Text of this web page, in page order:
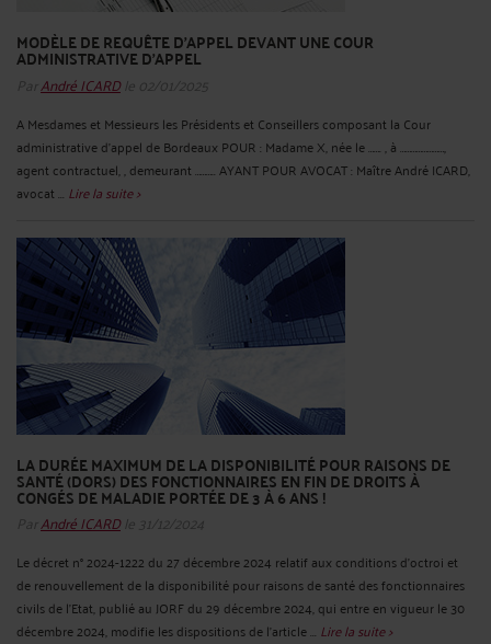
MODÈLE DE REQUÊTE D'APPEL DEVANT UNE COUR
ADMINISTRATIVE D'APPEL
ParAndré ICARDle 02/01/2025
A Mesdames et Messieurs les Présidents et Conseillers composant la Cour
administrative d’appel de Bordeaux POUR : Madame X, née le ……. , à ……………………,
agent contractuel, , demeurant ……….. AYANT POUR AVOCAT : Maître André ICARD,
avocat ... Lire la suite >
LA DURÉE MAXIMUM DE LA DISPONIBILITÉ POUR RAISONS DE
SANTÉ (DORS) DES FONCTIONNAIRES EN FIN DE DROITS À
CONGÉS DE MALADIE PORTÉE DE 3 À 6 ANS !
ParAndré ICARDle 31/12/2024
Le décret n° 2024-1222 du 27 décembre 2024 relatif aux conditions d'octroi et
de renouvellement de la disponibilité pour raisons de santé des fonctionnaires
civils de l'Etat, publié au JORF du 29 décembre 2024, qui entre en vigueur le 30
décembre 2024, modifie les dispositions de l’article ... Lire la suite >